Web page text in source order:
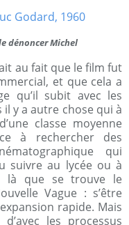
dénoncer Michel
au fait que le film fut
et que cela a
qu’il subit avec les
y a autre chose qui à
classe moyenne
à rechercher des
qui
suivre au lycée ou à
là que se trouve le
Vague : s’être
rapide. Mais
les processus